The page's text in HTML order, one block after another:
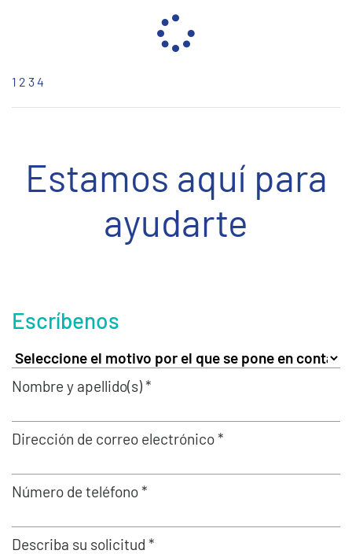
1 2 34
Estamos aquí para
ayudarte
Escríbenos
Nombre y apellido(s) *
Dirección de correo electrónico *
Número de teléfono *
Describa su solicitud *